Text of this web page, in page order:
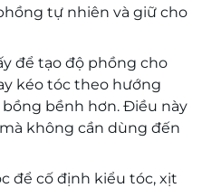
tự nhiên và giữ cho
để tạo độ phồng cho
kéo tóc theo hướng
bềnh hơn. Điều này
không cần dùng đến
để cố định kiểu tóc, xịt